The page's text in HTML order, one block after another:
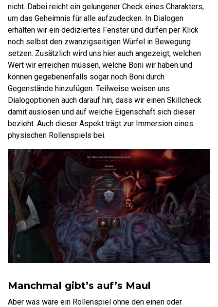
nicht. Dabei reicht ein gelungener Check eines Charakters,
um das Geheimnis für alle aufzudecken. In Dialogen
erhalten wir ein dediziertes Fenster und dürfen per Klick
noch selbst den zwanzigseitigen Würfel in Bewegung
setzen. Zusätzlich wird uns hier auch angezeigt, welchen
Wert wir erreichen müssen, welche Boni wir haben und
können gegebenenfalls sogar noch Boni durch
Gegenstände hinzufügen. Teilweise weisen uns
Dialogoptionen auch darauf hin, dass wir einen Skillcheck
damit auslösen und auf welche Eigenschaft sich dieser
bezieht. Auch dieser Aspekt trägt zur Immersion eines
physischen Rollenspiels bei.
Manchmal gibt’s auf’s Maul
Aber was wäre ein Rollenspiel ohne den einen oder